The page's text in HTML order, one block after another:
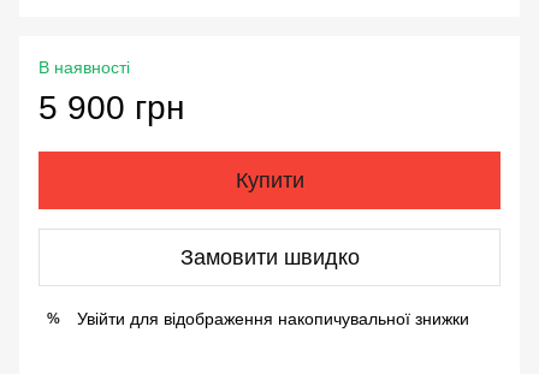
В наявності
5 900 грн
Купити
Замовити швидко
% Увійти для відображення накопичувальної знижки